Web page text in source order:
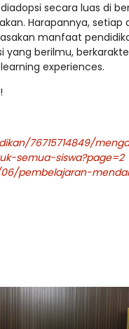
secara luas di
Harapannya,
manfaat
berilmu,
experiences.
76715714849/
semua-siswa?page=2
pembelajaran-